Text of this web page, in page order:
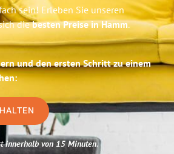
sein! Erleben Sie unseren
diebesten Preise in Hamm.
und den ersten Schritt zu einem
innerhalb von 15 Minuten.